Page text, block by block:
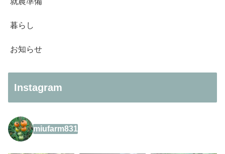
暮らし
お知らせ
Instagram
miufarm831